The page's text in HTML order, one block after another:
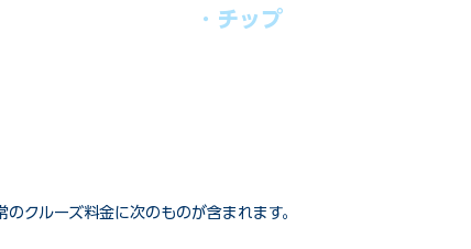
・チップ
クルーズ料金に次のものが含まれます。